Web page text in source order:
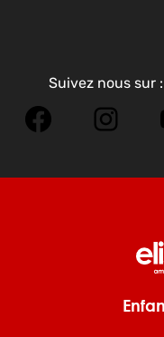
Suivez nous sur :
Facebook